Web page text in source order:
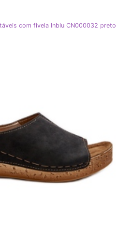
​​com fivela Inblu CN000032 preto